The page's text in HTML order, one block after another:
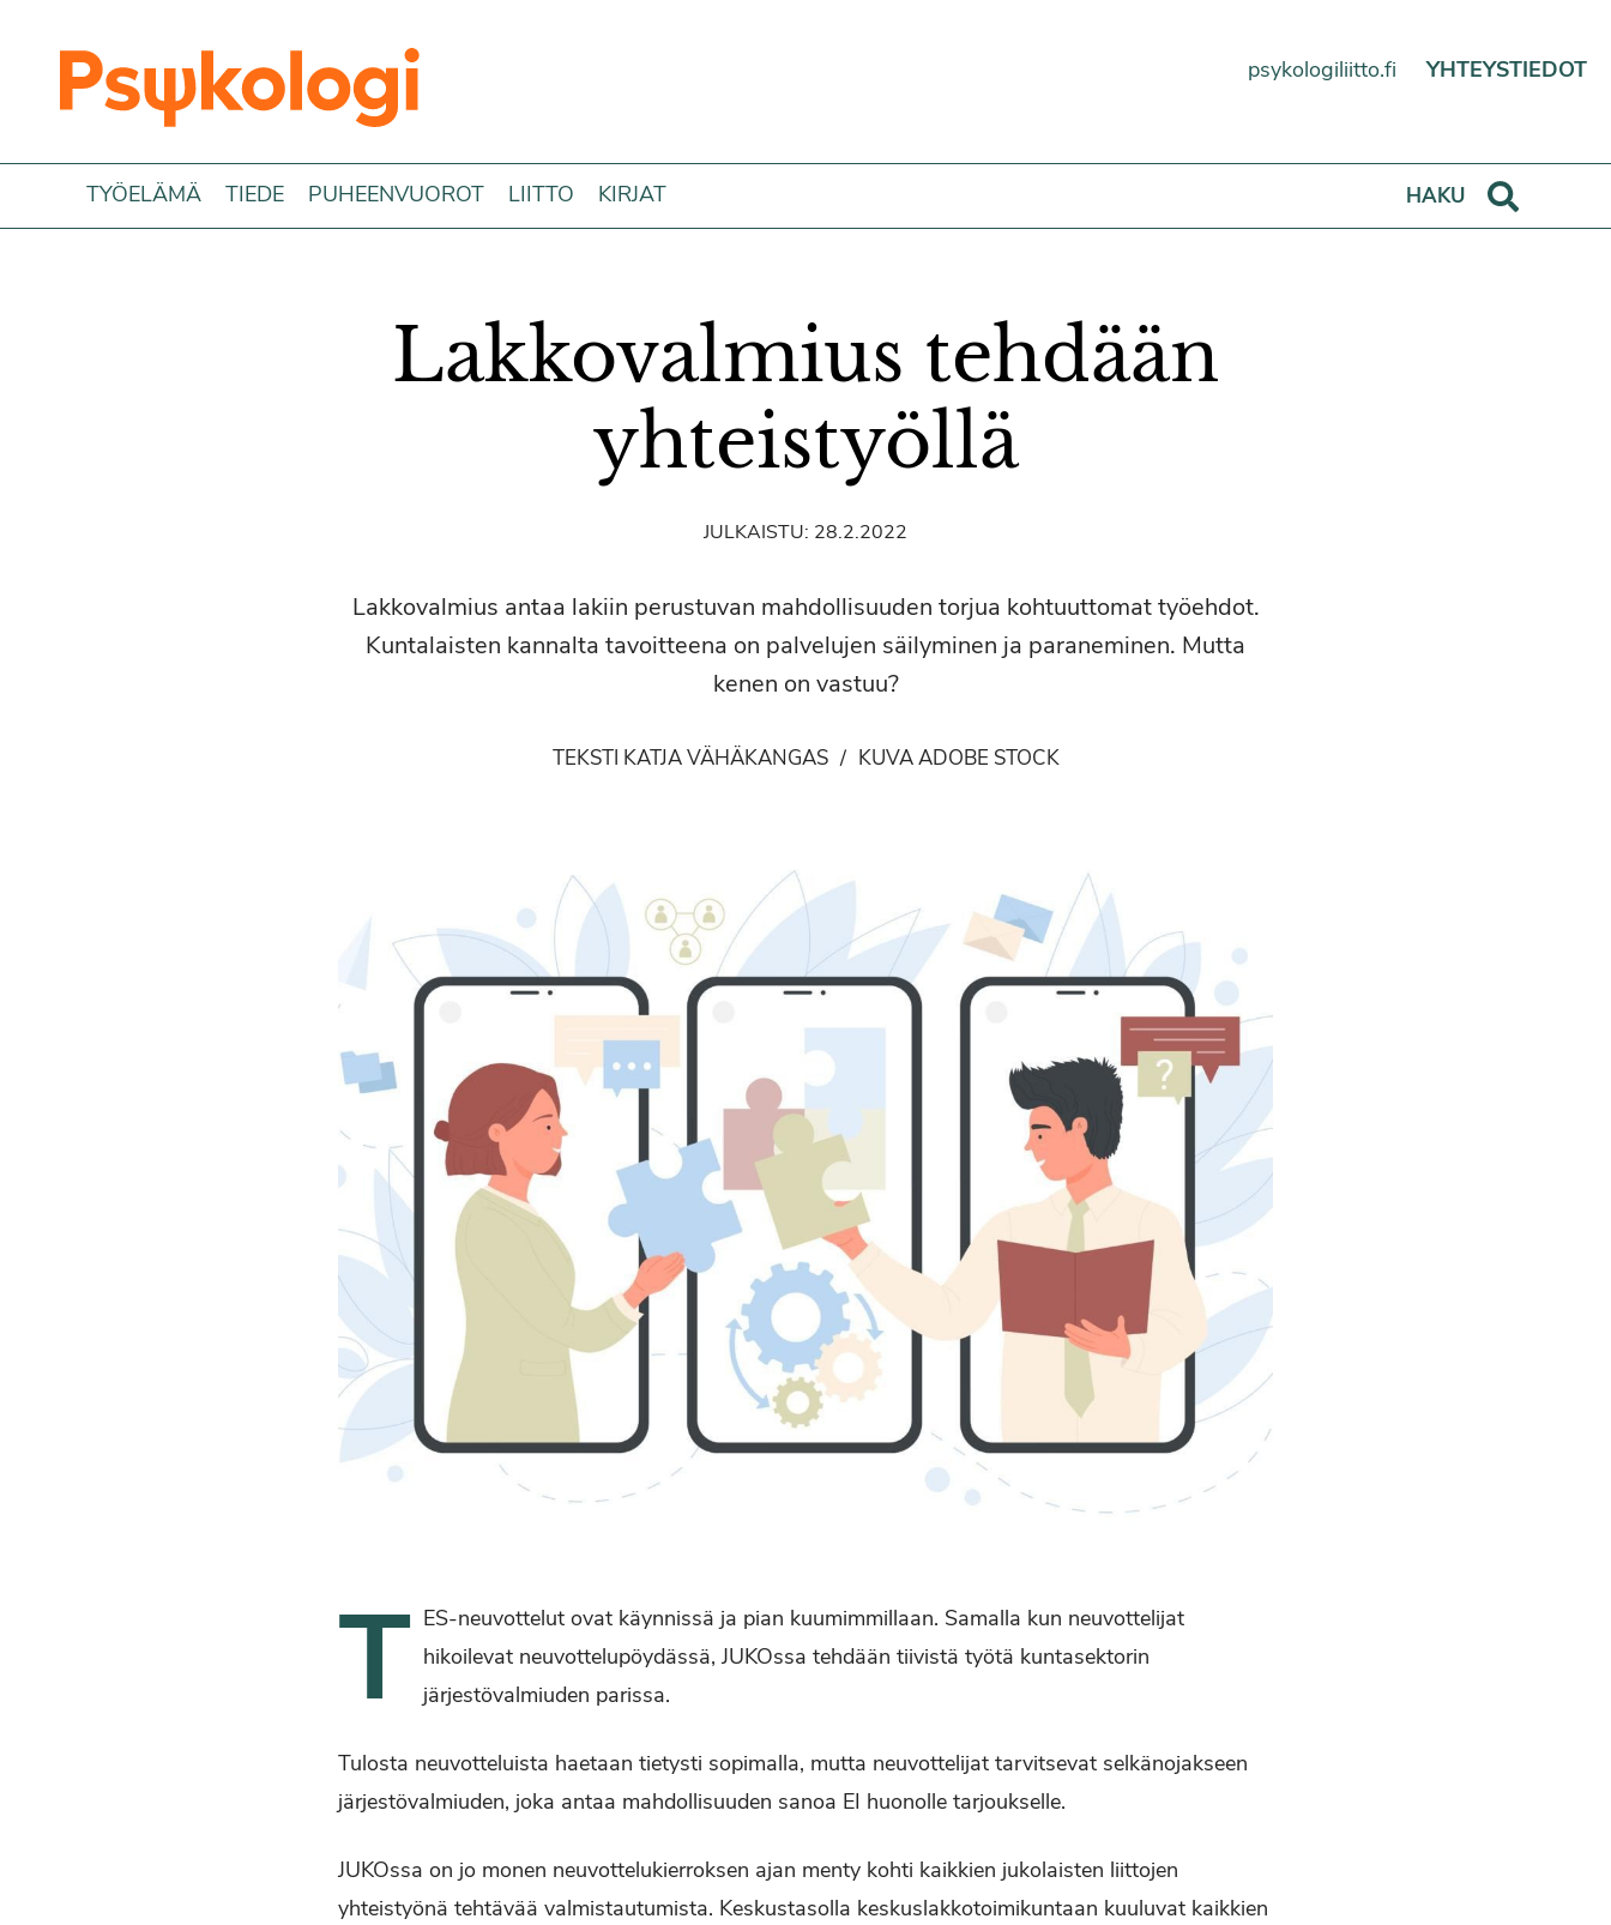
psykologiliitto.fi
YHTEYSTIEDOT
TYÖELÄMÄ TIEDE PUHEENVUOROT LIITTO KIRJAT
HAKU
Lakkovalmius tehdään
yhteistyöllä
JULKAISTU: 28.2.2022
Lakkovalmius antaa lakiin perustuvan mahdollisuuden torjua kohtuuttomat työehdot.
Kuntalaisten kannalta tavoitteena on palvelujen säilyminen ja paraneminen. Mutta
kenen on vastuu?
TEKSTI KATJA VÄHÄKANGAS / KUVA ADOBE STOCK
T ES-neuvottelut ovat käynnis­sä ja pian kuumimmillaan. Samalla kun neuvot­telijat
hikoilevat neuvottelupöydässä, JUKOssa tehdään tiivistä työtä kuntasektorin
järjestövalmiuden parissa.
Tulosta neuvotteluista haetaan tietysti sopimalla, mutta neuvot­telijat tarvitsevat selkänojakseen
järjestövalmiuden, joka antaa mah­dollisuuden sanoa EI huonolle tar­joukselle.
JUKOssa on jo monen neuvot­telukierroksen ajan menty kohti kaikkien jukolaisten liittojen
yhteistyönä tehtävää val­mistautumista. Keskustasolla keskuslakkotoimikuntaan kuuluvat kaikkien